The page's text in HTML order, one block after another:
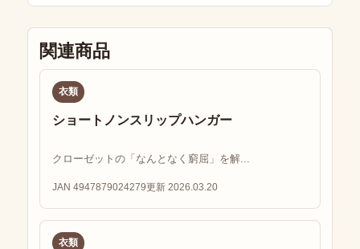
関連商品
衣類
ショートノンスリップハンガー
クローゼットの「なんとなく窮屈」を解...
JAN 4947879024279更新 2026.03.20
衣類